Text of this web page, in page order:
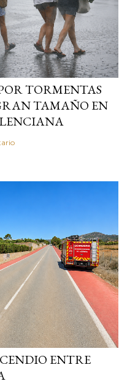
TORMENTAS
TAMAÑO EN
ENTRE